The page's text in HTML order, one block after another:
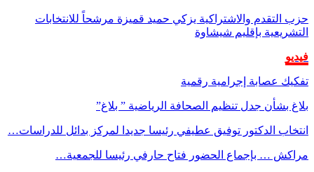
حزب التقدم والاشتراكية يزكي حميد قميزة مرشحاً للانتخابات
التشريعية بإقليم شيشاوة
فيديو
تفكيك عصابة إجرامية رقمية
بلاغ بشأن جدل تنظيم الصحافة الرياضية ” بلاغ”
انتخاب الدكتور توفيق عطيفي رئيسا جديدا لمركز بدائل للدراسات…
مراكش … بإجماع الحضور فتاح حارفي رئيسا للجمعية…